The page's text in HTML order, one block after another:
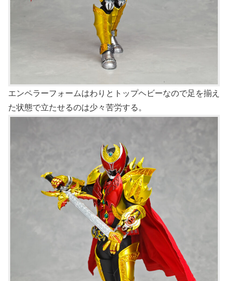
エンペラーフォームはわりとトップヘビーなので足を揃え
た状態で立たせるのは少々苦労する。